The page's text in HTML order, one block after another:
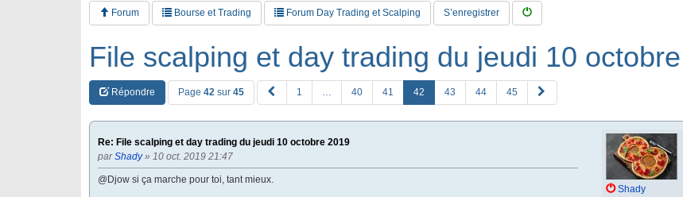
Forum Bourse et Trading Forum Day Trading et Scalping S’enregistrer
File scalping et day trading du jeudi 10
Répondre Page 42 sur 45
R
E
1 … 40 41 42 43 44 45
u
i
Re: File scalping et day trading du jeudi 10 octobre 2019
parShady» 10 oct. 2019 21:47
@Djow si ça marche pour toi, tant mieux.
Shady